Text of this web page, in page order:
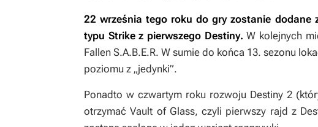
22 września tego roku do gry zostanie dodane
typu Strike z pierwszego Destiny. W kolejnych
Fallen S.A.B.E.R. W sumie do końca 13. sezonu
poziomu z „jedynki”.
Ponadto w czwartym roku rozwoju Destiny 2
otrzymać Vault of Glass, czyli pierwszy rajd z